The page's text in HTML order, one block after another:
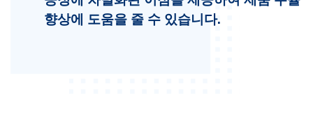
향상에 도움을 줄 수 있습니다.